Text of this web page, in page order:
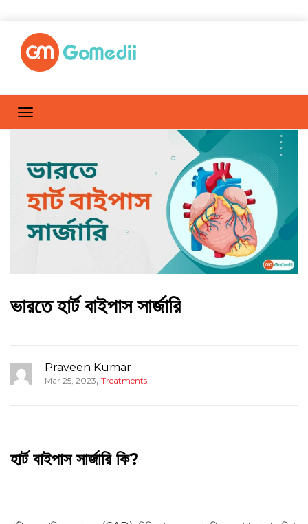
ভারতে হার্ট বাইপাস সার্জারি
Praveen Kumar
Mar 25, 2023, Treatments
হার্ট বাইপাস সার্জারি কি?